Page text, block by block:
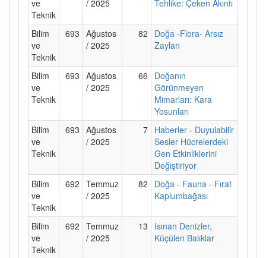
ve
Teknik
/ 2025 Tehlike: Çeken Akıntı
Bilim
ve
Teknik
693 Ağustos
/ 2025
82
Doğa -Flora- Arsız
Zaylan
Bilim
ve
Teknik
693 Ağustos
/ 2025
66
Doğanın
Görünmeyen
Mimarları: Kara
Yosunları
Bilim
ve
Teknik
693 Ağustos
/ 2025
7 Haberler - Duyulabilir
Sesler Hücrelerdeki
Gen Etkinliklerini
Değiştiriyor
Bilim
ve
Teknik
692 Temmuz
/ 2025
82
Doğa - Fauna - Fırat
Kaplumbağası
Bilim
ve
Teknik
692 Temmuz
/ 2025
13
Isınan Denizler,
Küçülen Balıklar